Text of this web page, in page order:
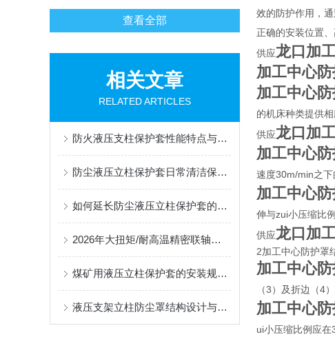
查看全部
相关文章
RELATED ARTICLES
防火液压支柱保护套性能特点与阻燃防护应用
防尘液压立柱保护套日常清洁保养与更换规范
如何延长防尘液压立柱保护套的使用寿命？
2026年大扭矩/耐高温精密联轴器定制找哪家？能实现精准定制的优质厂家盘点
煤矿用液压立柱保护套的安装规范与使用寿命提升方案
液压支架立柱防尘罩结构设计与密封防护原理
效的防护作用，
正确的安装位置
供应龙口加
加工中心
加工中心
的机床种类提供
供应龙口加
加工中心
速度30m/min之下
加工中心
伸与zui小压缩比
供应龙口加
2加工中心防护罩
加工中心
（3）及折边（4
加工中心
ui小压缩比例应在